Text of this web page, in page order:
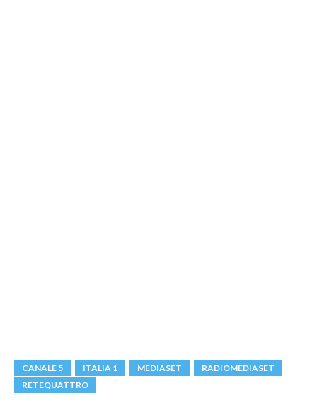
CANALE 5 ITALIA 1 MEDIASET
RADIOMEDIASET
RETEQUATTRO